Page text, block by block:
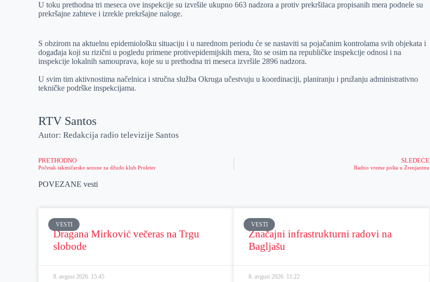
U toku prethodna tri meseca ove inspekcije su izvršile ukupno 663 nadzora a protiv prekršilaca propisanih mera podnele su
prekršajne zahteve i izrekle prekršajne naloge.
S obzirom na aktuelnu epidemiološku situaciju i u narednom periodu će se nastaviti sa pojačanim kontrolama svih objekata i
događaja koji su rizični u pogledu primene protivepidemijskih mera, što se osim na republičke inspekcije odnosi i na
inspekcije lokalnih samouprava, koje su u prethodna tri meseca izvršile 2896 nadzora.
U svim tim aktivnostima načelnica i stručna služba Okruga učestvuju u koordinaciji, planiranju i pružanju administrativno
tekničke podrške inspekcijama.
RTV Santos
Autor: Redakcija radio televizije Santos
PRETHODNO
Početak takmičarske sezone za džudo klub Proleter
SLEDEĆE
Radno vreme pošta u Zrenjaninu
POVEZANE vesti
VESTI
Dragana Mirković večeras na Trgu
slobode
8. avgust 2026. 15:45
VESTI
Značajni infrastrukturni radovi na
Bagljašu
8. avgust 2026. 11:22